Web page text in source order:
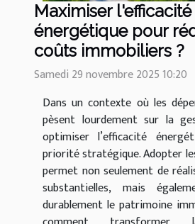
Maximiser l'efficacité
énergétique pour
coûts immobiliers ?
Samedi 29 novembre 2025 10:20
Dans un contexte où les
pèsent lourdement sur la
optimiser l’efficacité
priorité stratégique. Adopter
permet non seulement de
substantielles, mais
durablement le patrimoine